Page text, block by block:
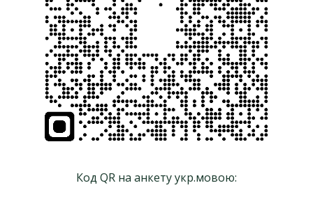
Код QR на анкету укр.мовою: